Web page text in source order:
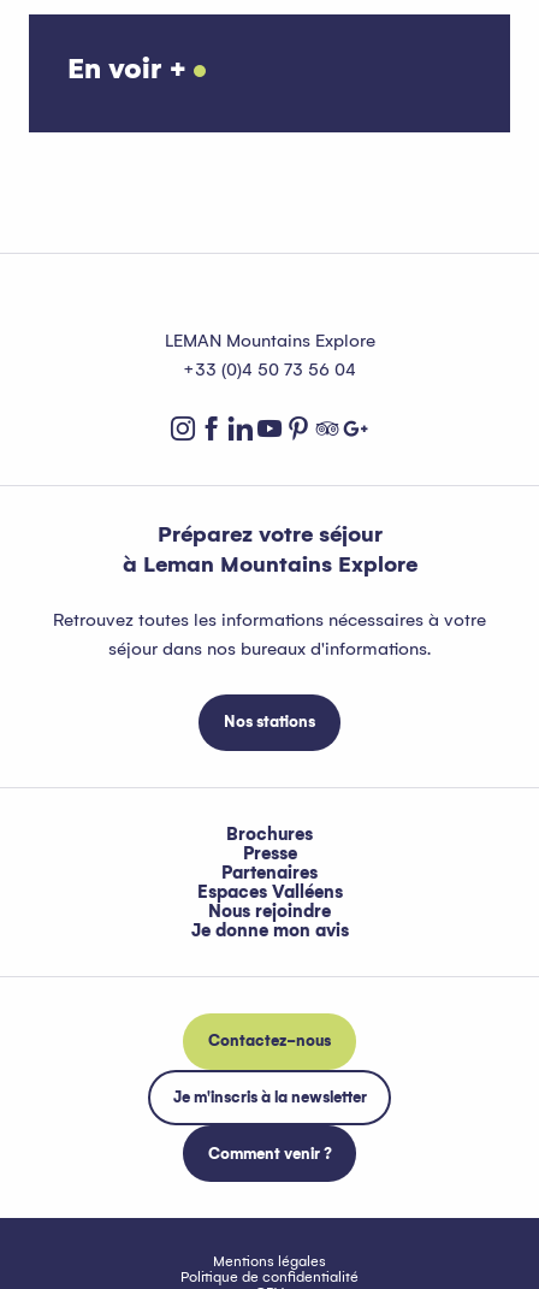
En voir +
LEMAN Mountains Explore
+33 (0)4 50 73 56 04
Préparez votre séjour
à Leman Mountains Explore
Retrouvez toutes les informations nécessaires à votre
séjour dans nos bureaux d'informations.
Nos stations
Brochures
Presse
Partenaires
Espaces Valléens
Nous rejoindre
Je donne mon avis
Contactez-nous
Je m'inscris à la newsletter
Comment venir ?
Mentions légales
Politique de confidentialité